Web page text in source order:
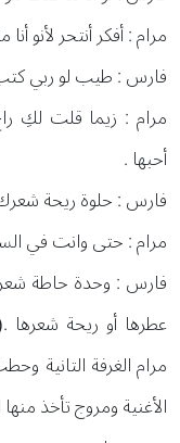
مرام : أفكر أنتحر لأنو
فارس : طيب لو ربي
مرام : زيما قلت لكِ
أحبها .
فارس : حلوة ريحة
مرام : حتى وانت في
فارس : وحدة حاطة
عطرها أو ريحة
مرام الغرفة التانية
الأغنية ومروج تأخذ